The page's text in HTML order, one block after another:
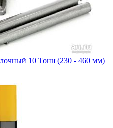
10 Тонн (230 - 460 мм)